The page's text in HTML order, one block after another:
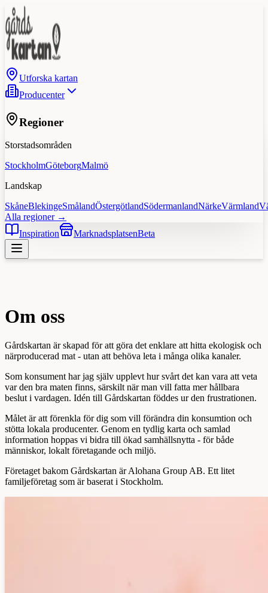
Utforska kartan
Producenter
Regioner
Storstadsområden
StockholmGöteborgMalmö
Landskap
SkåneBlekingeSmålandÖstergötlandSödermanlandNärkeVärmland
Alla regioner →
Inspiration
MarknadsplatsenBeta
Om oss
Gårdskartan är skapad för att göra det enklare att hitta ekologisk och
närproducerad mat - utan att behöva leta i många olika kanaler.
Som konsument har jag själv upplevt hur svårt det kan vara att veta
var den bra maten finns, särskilt när man vill fatta mer hållbara
beslut i vardagen. Idén till Gårdskartan föddes ur den frustrationen.
Målet är att förenkla för dig som vill förändra din konsumtion och
stötta lokala producenter. Genom en tydlig karta och samlad
information hoppas vi bidra till ökad samhällsnytta - för både
människor, lokalt företagande och miljö.
Företaget bakom Gårdskartan är Alohana Group AB. Ett litet
familjeföretag som är baserat i Stockholm.